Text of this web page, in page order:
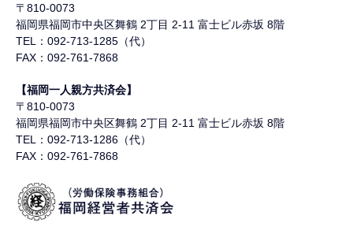
〒810-0073
福岡県福岡市中央区舞鶴 2丁目 2-11 富士ビル赤坂 8階
TEL：092-713-1285（代）
FAX：092-761-7868
【福岡一人親方共済会】
〒810-0073
福岡県福岡市中央区舞鶴 2丁目 2-11 富士ビル赤坂 8階
TEL：092-713-1286（代）
FAX：092-761-7868